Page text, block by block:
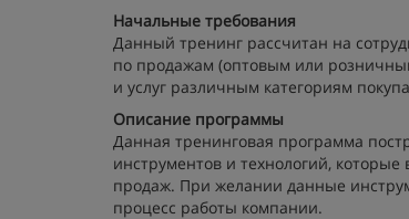
Начальные требования
Данный тренинг рассчитан на
по продажам (оптовым или
и услуг различным категориям
Описание программы
Данная тренинговая программа
инструментов и технологий,
продаж. При желании данные
процесс работы компании.